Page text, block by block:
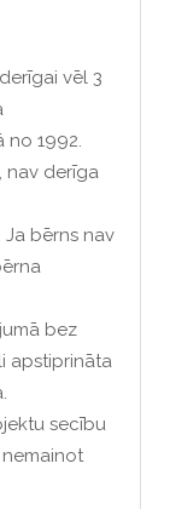
vēl 3
no 1992.
nav derīga
bērns nav
bez
apstiprināta
secību